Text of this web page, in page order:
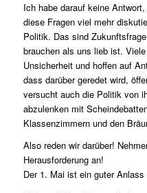
Ich habe darauf keine
diese Fragen viel mehr
Politik. Das sind
brauchen als uns lieb ist.
Unsicherheit und hoffen auf
dass darüber geredet wird,
versucht auch die Politik von
abzulenken mit
Klassenzimmern und den
Also reden wir darüber!
Herausforderung an!
Der 1. Mai ist ein guter